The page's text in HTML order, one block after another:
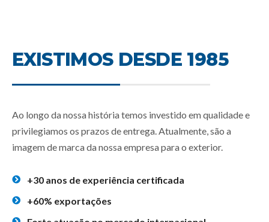
EXISTIMOS DESDE 1985
Ao longo da nossa história temos investido em qualidade e
privilegiamos os prazos de entrega. Atualmente, são a
imagem de marca da nossa empresa para o exterior.
+30 anos de experiência certificada
+60% exportações